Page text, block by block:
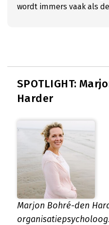
wordt immers vaak als
SPOTLIGHT:
Harder
Marjon Bohré-den